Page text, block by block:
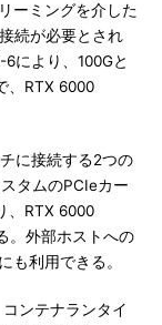
ーミングを介した
続が必要とされ
により、100Gと
、RTX 6000
に接続する2つの
タムのPCIeカー
、RTX 6000
。外部ホストへの
も利用できる。
ンテナランタイ